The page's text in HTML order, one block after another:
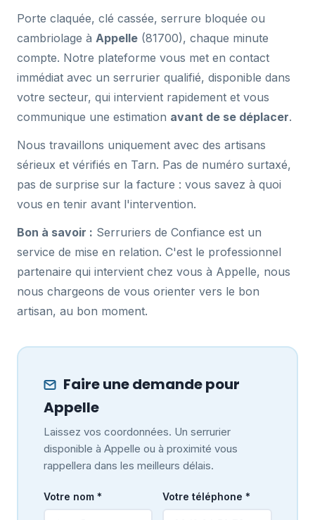
Porte claquée, clé cassée, serrure bloquée ou
cambriolage à Appelle (81700), chaque minute
compte. Notre plateforme vous met en contact
immédiat avec un serrurier qualifié, disponible dans
votre secteur, qui intervient rapidement et vous
communique une estimation avant de se déplacer.
Nous travaillons uniquement avec des artisans
sérieux et vérifiés en Tarn. Pas de numéro surtaxé,
pas de surprise sur la facture : vous savez à quoi
vous en tenir avant l'intervention.
Bon à savoir : Serruriers de Confiance est un
service de mise en relation. C'est le professionnel
partenaire qui intervient chez vous à Appelle, nous
nous chargeons de vous orienter vers le bon
artisan, au bon moment.
Faire une demande pour
Appelle
Laissez vos coordonnées. Un serrurier
disponible à Appelle ou à proximité vous
rappellera dans les meilleurs délais.
Votre nom * Votre téléphone *